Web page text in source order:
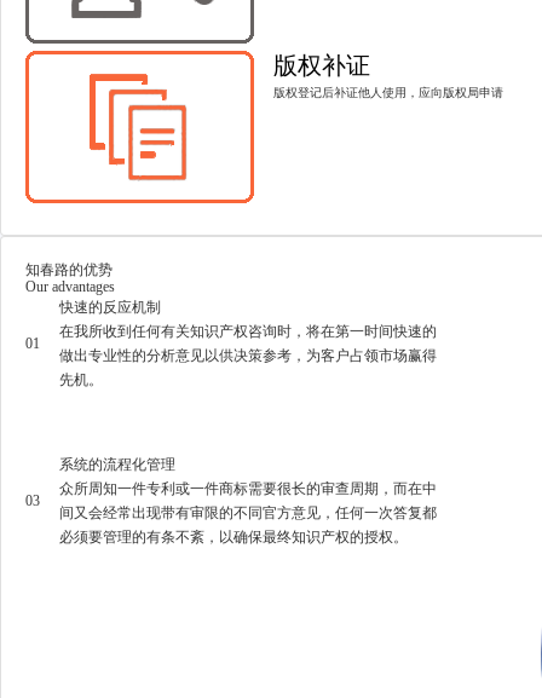
版权补证
版权登记后补证他人使用，应向版权局申请
知春路的优势
Our advantages
01
快速的反应机制
在我所收到任何有关知识产权咨询时，将在第一时间快速的
做出专业性的分析意见以供决策参考，为客户占领市场赢得
先机。
03
系统的流程化管理
众所周知一件专利或一件商标需要很长的审查周期，而在中
间又会经常出现带有审限的不同官方意见，任何一次答复都
必须要管理的有条不紊，以确保最终知识产权的授权。